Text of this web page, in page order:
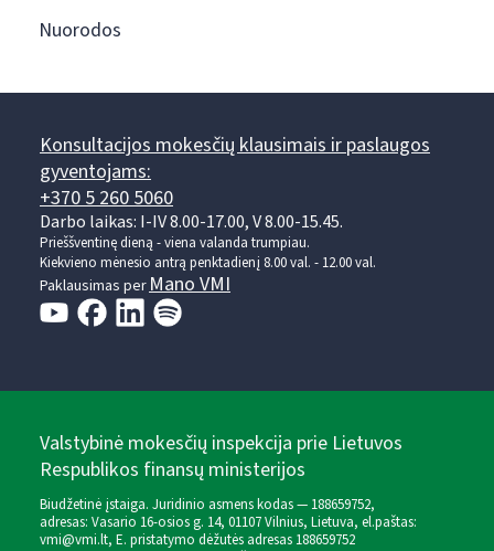
Nuorodos
Konsultacijos mokesčių klausimais ir paslaugos
gyventojams:
+370 5 260 5060
Darbo laikas: I-IV 8.00-17.00, V 8.00-15.45.
Prieššventinę dieną - viena valanda trumpiau.
Kiekvieno mėnesio antrą penktadienį 8.00 val. - 12.00 val.
Paklausimas perMano VMI
Valstybinė mokesčių inspekcija prie Lietuvos
Respublikos finansų ministerijos
Biudžetinė įstaiga. Juridinio asmens kodas — 188659752,
adresas: Vasario 16-osios g. 14, 01107 Vilnius, Lietuva, el.paštas:
vmi@vmi.lt, E. pristatymo dėžutės adresas 188659752